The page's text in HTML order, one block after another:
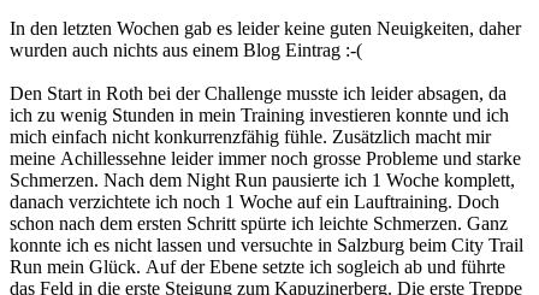
In den letzten Wochen gab es leider keine guten Neuigkeiten, daher
wurden auch nichts aus einem Blog Eintrag :-(
Den Start in Roth bei der Challenge musste ich leider absagen, da
ich zu wenig Stunden in mein Training investieren konnte und ich
mich einfach nicht konkurrenzfähig fühle. Zusätzlich macht mir
meine Achillessehne leider immer noch grosse Probleme und starke
Schmerzen. Nach dem Night Run pausierte ich 1 Woche komplett,
danach verzichtete ich noch 1 Woche auf ein Lauftraining. Doch
schon nach dem ersten Schritt spürte ich leichte Schmerzen. Ganz
konnte ich es nicht lassen und versuchte in Salzburg beim City Trail
Run mein Glück. Auf der Ebene setzte ich sogleich ab und führte
das Feld in die erste Steigung zum Kapuzinerberg. Die erste Treppe